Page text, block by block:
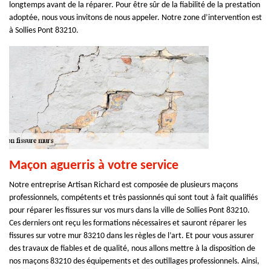
longtemps avant de la réparer. Pour être sûr de la fiabilité de la prestation
adoptée, nous vous invitons de nous appeler. Notre zone d’intervention est
à Sollies Pont 83210.
Maçon aguerris à votre service
Notre entreprise Artisan Richard est composée de plusieurs maçons
professionnels, compétents et très passionnés qui sont tout à fait qualifiés
pour réparer les fissures sur vos murs dans la ville de Sollies Pont 83210.
Ces derniers ont reçu les formations nécessaires et sauront réparer les
fissures sur votre mur 83210 dans les règles de l’art. Et pour vous assurer
des travaux de fiables et de qualité, nous allons mettre à la disposition de
nos maçons 83210 des équipements et des outillages professionnels. Ainsi,